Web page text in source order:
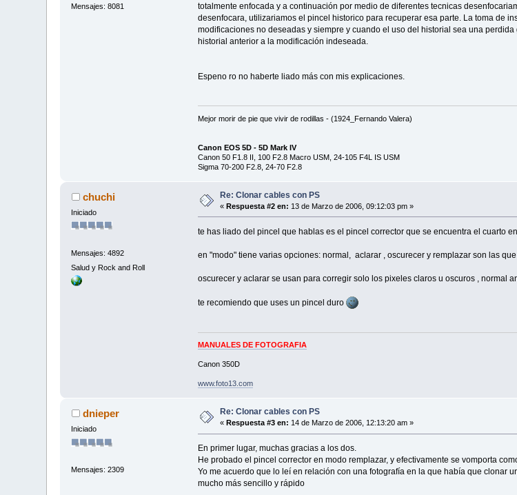
Mensajes: 8081
totalmente enfocada y a continuación por medio de diferentes tecnicas
desenfocara, utilizariamos el pincel historico para recuperar esa parte. La toma de
modificaciones no deseadas y siempre y cuando el uso del historial sea una
historial anterior a la modificación indeseada.
Espeno ro no haberte liado más con mis explicaciones.
Mejor morir de pie que vivir de rodillas - (1924_Fernando Valera)
Canon EOS 5D - 5D Mark IV
Canon 50 F1.8 II, 100 F2.8 Macro USM, 24-105 F4L IS USM
Sigma 70-200 F2.8, 24-70 F2.8
chuchi
Iniciado
Mensajes: 4892
Salud y Rock and Roll
Re: Clonar cables con PS
«Respuesta #2 en: 13 de Marzo de 2006, 09:12:03 pm »
te has liado del pincel que hablas es el pincel corrector que se encuentra el cuarto
en "modo" tiene varias opciones: normal, aclarar , oscurecer y remplazar son las
oscurecer y aclarar se usan para corregir solo los pixeles claros u oscuros , normal
te recomiendo que uses un pincel duro
MANUALES DE FOTOGRAFIA
Canon 350D
www.foto13.com
dnieper
Iniciado
Mensajes: 2309
Re: Clonar cables con PS
« Respuesta #3 en: 14 de Marzo de 2006, 12:13:20 am »
En primer lugar, muchas gracias a los dos.
He probado el pincel corrector en modo remplazar, y efectivamente se vomporta
Yo me acuerdo que lo leí en relación con una fotografía en la que había que clonar
mucho más sencillo y rápido